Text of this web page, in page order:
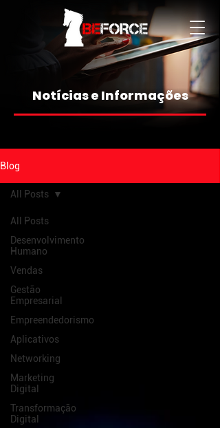
Notícias e Informações
Blog
All Posts
Desenvolvimento
Humano
Vendas
Gestão
Empresarial
Empreendedorismo
Aplicativos
Networking
Marketing
Digital
Transformação
Digital
All Posts